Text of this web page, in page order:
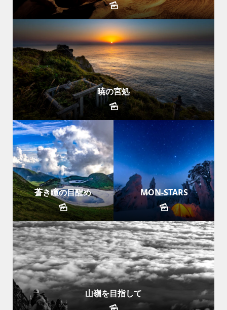
暁の宮処
蒼き瞳の目醒め MON-STARS
山嶺を目指して